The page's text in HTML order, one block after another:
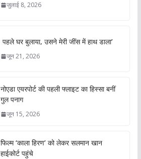
जुलाई 8, 2026
पहले घर बुलाया, उसने मेरी जींस में हाथ डाला’
जून 21, 2026
नोएडा एयरपोर्ट की पहली फ्लाइट का हिस्सा बनीं
गुल पनाग
जून 15, 2026
फिल्म ‘काला हिरण’ को लेकर सलमान खान
हाईकोर्ट पहुंचे